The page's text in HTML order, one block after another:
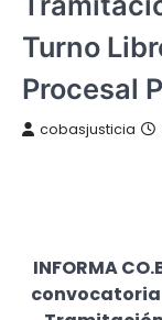
Turno
Procesal
cobasjusticia
INFORMA
convocatoria